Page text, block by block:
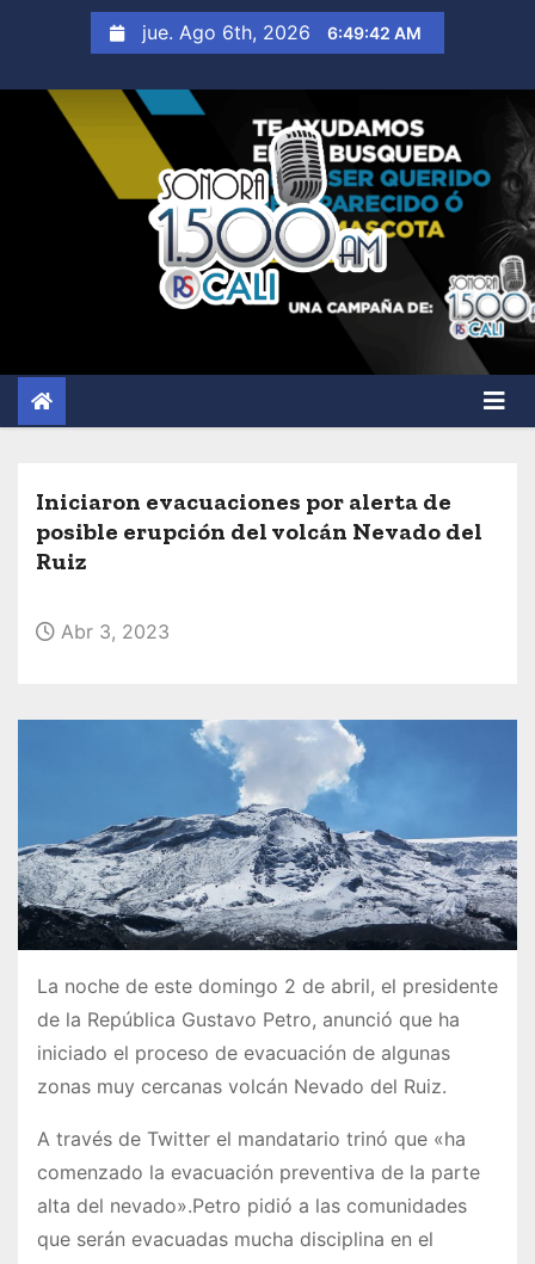
jue. Ago 6th, 2026 6:49:43 AM
Iniciaron evacuaciones por alerta de
posible erupción del volcán Nevado del
Ruiz
Abr 3, 2023
La noche de este domingo 2 de abril, el presidente
de la República Gustavo Petro, anunció que ha
iniciado el proceso de evacuación de algunas
zonas muy cercanas volcán Nevado del Ruiz.
A través de Twitter el mandatario trinó que «ha
comenzado la evacuación preventiva de la parte
alta del nevado».Petro pidió a las comunidades
que serán evacuadas mucha disciplina en el